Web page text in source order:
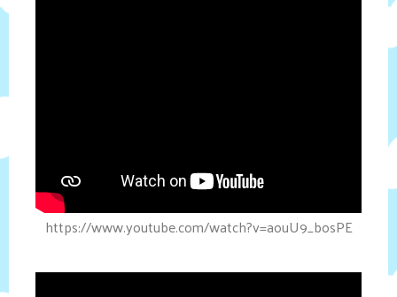
https://www.youtube.com/watch?v=aouU9_bosPE